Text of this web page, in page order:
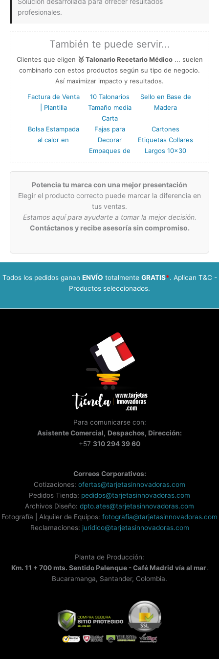
profesionales.
También te puede servir...
Clientes que eligen 🥇 Talonario Recetario Médico... suelen
combinarlo con estos productos según su tipo de negocio.
Así maximizar impacto y resultados.
Factura de Venta
| Plantilla
10 Talonarios
Tamaño media
Carta
Sello en Base de
Madera
Bolsa Estampada
al calor en
Fajas para
Decorar
Empaques de
Cartones
Etiquetas Collares
Largos 10×30
Potencia tu marca con una mejor presentación
Elegir el producto correcto puede marcar la diferencia en
tus ventas.
Estamos aquí para ayudarte a tomar la mejor decisión.
Contáctanos y recibe asesoría sin compromiso.
Todos los pedidos ganan ENVÍO totalmente GRATIS*. Aplican T&C -
Productos seleccionados.
Para comunicarse con:
AsistenteComercial, Despachos, Dirección:
+57 310 294 39 60
Correos Corporativos:
Cotizaciones: ofertas@tarjetasinnovadoras.com
Pedidos Tienda: pedidos@tarjetasinnovadoras.com
Archivos Diseño: dpto.ates@tarjetasinnovadoras.com
Fotografía | Alquiler de Equipos: fotografia@tarjetasinnovadoras.com
Reclamaciones: juridico@tarjetasinnovadoras.com
Planta de Producción:
Km. 11 + 700 mts. Sentido Palenque - Café Madrid vía al mar.
Bucaramanga, Santander, Colombia.